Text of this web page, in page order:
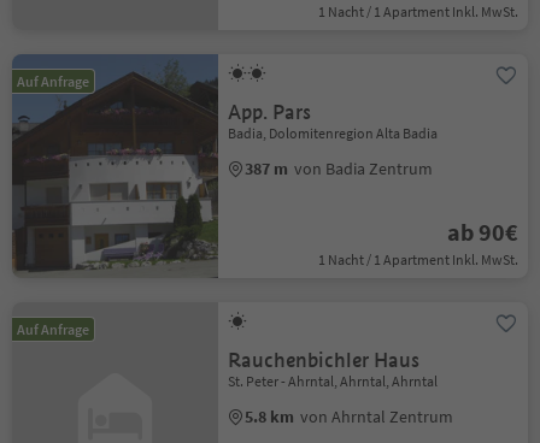
1 Nacht / 1 Apartment Inkl. MwSt.
Auf Anfrage
App. Pars
Badia, Dolomitenregion Alta Badia
387 m von Badia Zentrum
ab 90€
1 Nacht / 1 Apartment Inkl. MwSt.
Auf Anfrage
Rauchenbichler Haus
St. Peter - Ahrntal, Ahrntal, Ahrntal
5.8 km von Ahrntal Zentrum